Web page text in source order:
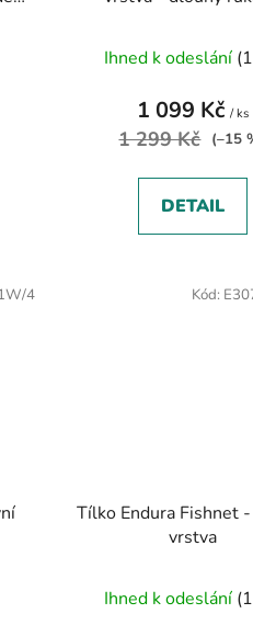
Ihned k odeslání
1 099 Kč / ks
1 299 Kč (–15
DETAIL
4
Tílko Endura Fishnet
vrstva
Ihned k odeslání
Kód: